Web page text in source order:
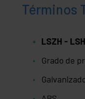
Términos
LSZH -
Grado de